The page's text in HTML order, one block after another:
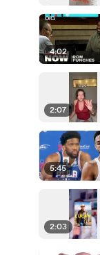
4:02
2:07
5:45
2:03